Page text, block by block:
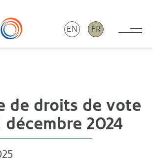
EN FR
de droits de vote
décembre 2024